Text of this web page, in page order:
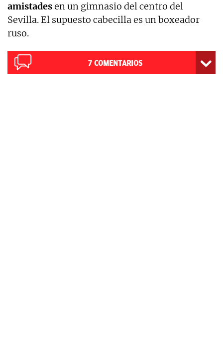
amistadesen un gimnasio del centro del
Sevilla. El supuesto cabecilla es un boxeador
ruso.
7 COMENTARIOS